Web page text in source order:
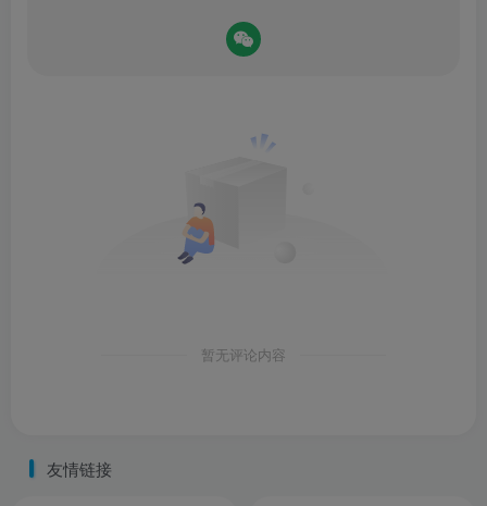
暂无评论内容
友情链接